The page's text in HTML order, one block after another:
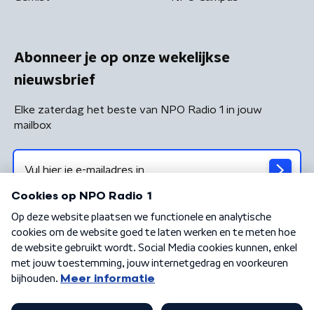
Abonneer je op onze wekelijkse
nieuwsbrief
Elke zaterdag het beste van NPO Radio 1 in jouw
mailbox
Algemene voorwaarden